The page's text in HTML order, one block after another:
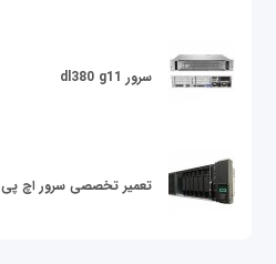
سرور dl380 g11
تعمیر تخصصی سرور اچ پی